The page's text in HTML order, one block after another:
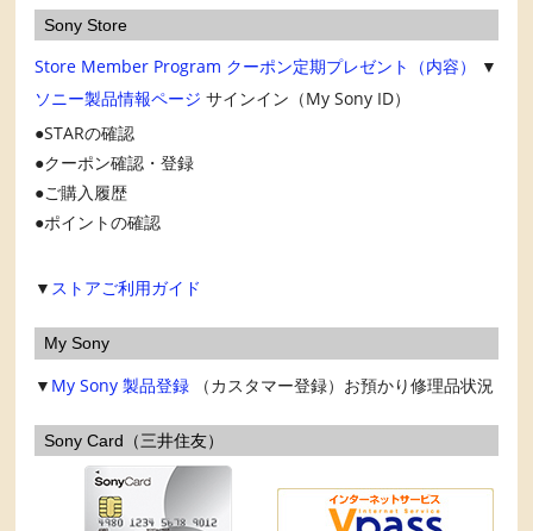
Sony Store
Store Member Program クーポン定期プレゼント（内容）
▼
ソニー製品情報ページ サインイン（My Sony ID）
STARの確認
クーポン確認・登録
ご購入履歴
ポイントの確認
▼ ストアご利用ガイド
My Sony
▼ My Sony 製品登録 （カスタマー登録）お預かり修理品状況
Sony Card（三井住友）